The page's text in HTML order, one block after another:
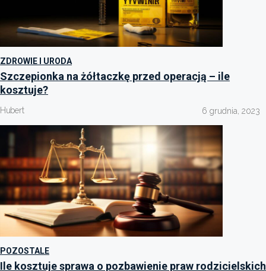
ZDROWIE I URODA
Szczepionka na żółtaczkę przed operacją – ile
kosztuje?
Hubert 6 grudnia, 2023
POZOSTALE
Ile kosztuje sprawa o pozbawienie praw rodzicielskich